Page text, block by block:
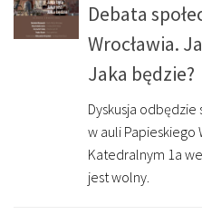
Debata
Wrocławia.
Jaka będzie?
Dyskusja
w auli Papieskiego
Katedralnym 1a
jest wolny.